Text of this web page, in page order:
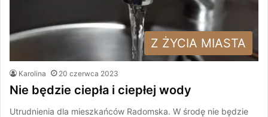
Z ŻYCIA MIASTA
Karolina 20 czerwca 2023
Nie będzie ciepła i ciepłej wody
Utrudnienia dla mieszkańców Radomska. W środę nie będzie